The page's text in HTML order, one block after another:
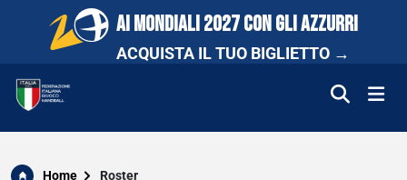
AI MONDIALI 2027 CON GLI AZZURRI
ACQUISTA IL TUO BIGLIETTO →
Home Roster